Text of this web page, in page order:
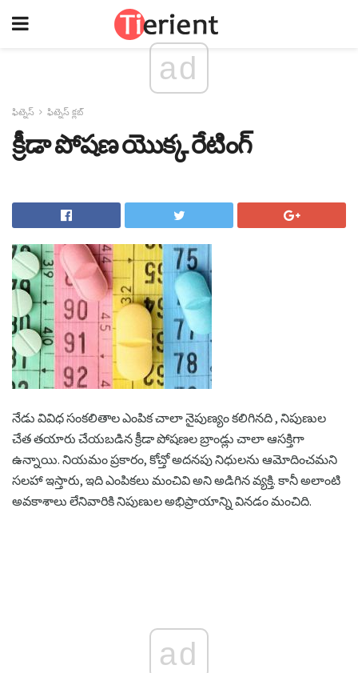
ad
ఫిట్నెస్ ఫిట్నెస్ క్లబ్
క్రీడా పోషణ యొక్క రేటింగ్
నేడు వివిధ సంకలితాల ఎంపిక చాలా నైపుణ్యం కలిగినది , నిపుణుల
చేత తయారు చేయబడిన క్రీడా పోషణల బ్రాండ్లు చాలా ఆసక్తిగా
ఉన్నాయి. నియమం ప్రకారం, కోచ్తో అదనపు నిధులను ఆమోదించమని
సలహా ఇస్తారు, ఇది ఎంపికలు మంచివి అని అడిగిన వ్యక్తి. కానీ అలాంటి
అవకాశాలు లేనివారికి నిపుణుల అభిప్రాయాన్ని వినడం మంచిది.
ad